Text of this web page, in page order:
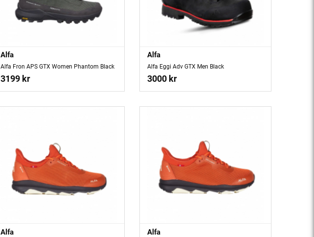
Alfa
Alfa Fron APS GTX Women Phantom Black
3199 kr
Alfa
Alfa Eggi Adv GTX Men Black
3000 kr
Alfa Alfa